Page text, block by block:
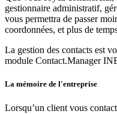
gestionnaire administratif,
vous permettra de passer
coordonnées, et plus de
La gestion des contacts est
module Contact.Manager
La mémoire de l'entreprise
Lorsqu’un client vous